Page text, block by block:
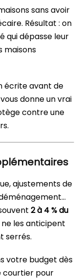
sans avoir
Résultat : on
qui dépasse leur
maisons
écrite avant de
donne un vrai
contre une
ajustements de
2 à 4 % du
ne les anticipent
serrés.
votre budget dès
courtier pour